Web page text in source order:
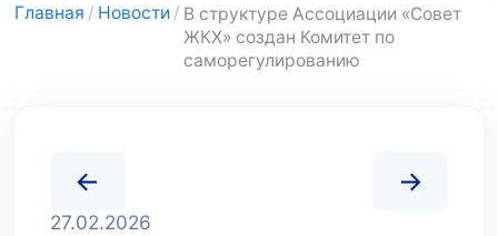
Главная / Новости / В структуре Ассоциации «Совет
ЖКХ» создан Комитет по
саморегулированию
27.02.2026